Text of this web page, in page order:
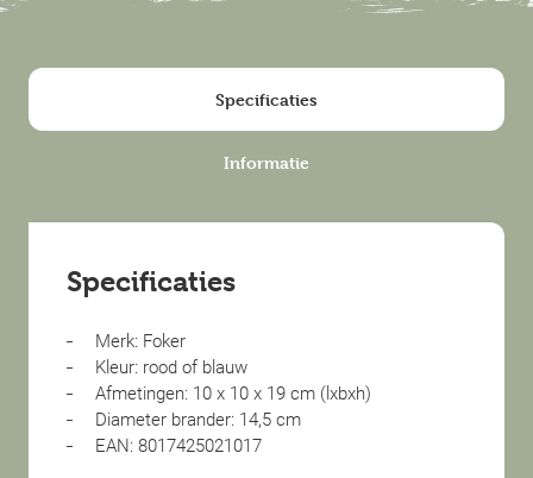
Specificaties
Informatie
Specificaties
Merk: Foker
Kleur: rood of blauw
Afmetingen: 10 x 10 x 19 cm (lxbxh)
Diameter brander: 14,5 cm
EAN: 8017425021017